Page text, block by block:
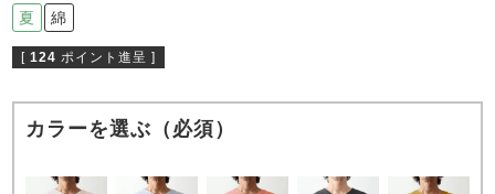
夏 綿
[ 124 ポイント進呈 ]
カラーを選ぶ（必須）